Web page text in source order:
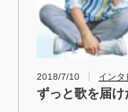
2018/7/10 インタ
ずっと歌を届